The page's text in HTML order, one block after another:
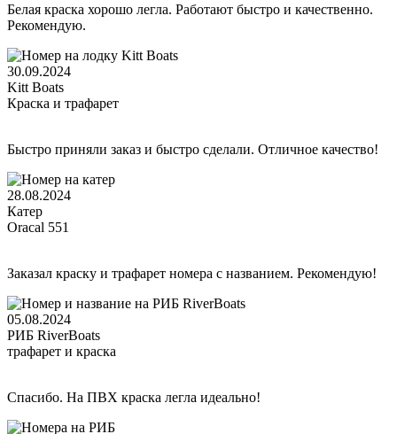
000 ₽.
Белая краска хорошо легла. Работают быстро и качественно.
Рекомендую.
30.09.2024
Kitt Boats
Краска и трафарет
Быстро приняли заказ и быстро сделали. Отличное качество!
28.08.2024
Катер
Oracal 551
Заказал краску и трафарет номера с названием. Рекомендую!
05.08.2024
РИБ RiverBoats
трафарет и краска
Спасибо. На ПВХ краска легла идеально!